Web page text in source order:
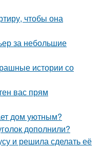
чтобы она
за небольшие
истории со
вас прям
дом уютным?
дополнили?
и решила сделать её